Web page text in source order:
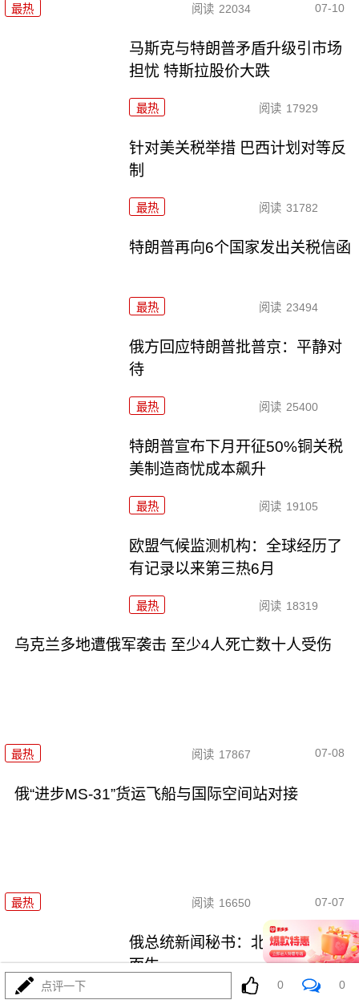
最热 阅读 22034 07-10
马斯克与特朗普矛盾升级引市场
担忧 特斯拉股价大跌
最热 阅读 17929
针对美关税举措 巴西计划对等反
制
最热 阅读 31782
特朗普再向6个国家发出关税信函
最热 阅读 23494
俄方回应特朗普批普京：平静对
待
最热 阅读 25400
特朗普宣布下月开征50%铜关税
美制造商忧成本飙升
最热 阅读 19105
欧盟气候监测机构：全球经历了
有记录以来第三热6月
最热 阅读 18319
乌克兰多地遭俄军袭击 至少4人死亡数十人受伤
最热 阅读 17867 07-08
俄“进步MS-31”货运飞船与国际空间站对接
最热 阅读 16650 07-07
俄总统新闻秘书：北约是为对抗
而生
最热
点评一下 0 0